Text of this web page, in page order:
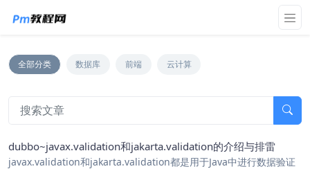
全部分类 数据库 前端 云计算
dubbo~javax.validation和jakarta.validation的介绍与排雷
javax.validation和jakarta.validation都是用于Java中进行数据验证